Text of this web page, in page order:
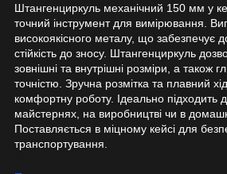
Штангенциркуль механічний 150 мм у
точний інструмент для вимірювання.
високоякісного металу, що забезпечує
стійкість до зносу. Штангенциркуль
зовнішні та внутрішні розміри, а також
точністю. Зручна розмітка та плавний
комфортну роботу. Ідеально підходить
майстернях, на виробництві чи в
Поставляється в міцному кейсі для
транспортування.